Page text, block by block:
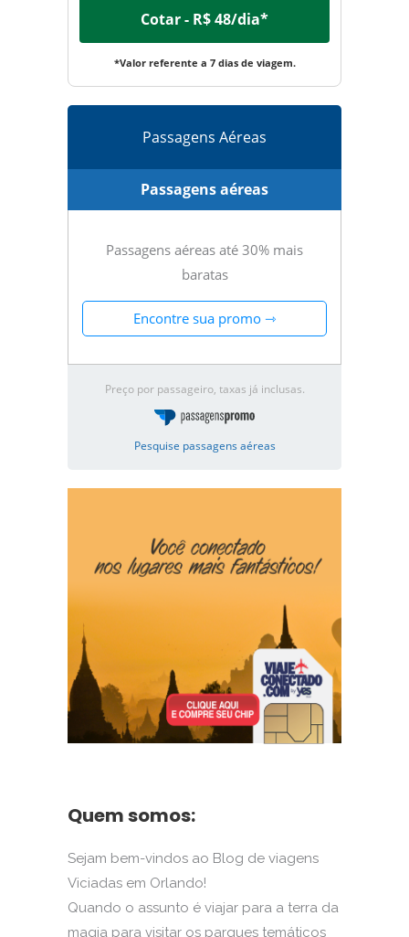
Cotar - R$ 48/dia*
*Valor referente a 7 dias de viagem.
Passagens Aéreas
Passagens aéreas
Passagens aéreas até 30% mais
baratas
Encontre sua promo ⇾
Preço por passageiro, taxas já inclusas.
Pesquise passagens aéreas
Quem somos:
Sejam bem-vindos ao Blog de viagens
Viciadas em Orlando!
Quando o assunto é viajar para a terra da
magia para visitar os parques temáticos